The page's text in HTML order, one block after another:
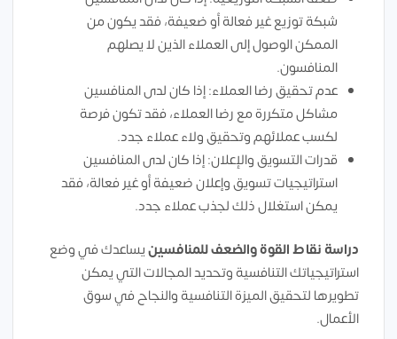
شبكة توزيع غير فعالة أو ضعيفة، فقد يكون من
الممكن الوصول إلى العملاء الذين لا يصلهم
المنافسون.
عدم تحقيق رضا العملاء: إذا كان لدى المنافسين
مشاكل متكررة مع رضا العملاء، فقد تكون فرصة
لكسب عملائهم وتحقيق ولاء عملاء جدد.
قدرات التسويق والإعلان: إذا كان لدى المنافسين
استراتيجيات تسويق وإعلان ضعيفة أو غير فعالة، فقد
يمكن استغلال ذلك لجذب عملاء جدد.
دراسة نقاط القوة والضعف للمنافسينيساعدك في وضع
استراتيجياتك التنافسية وتحديد المجالات التي يمكن
تطويرها لتحقيق الميزة التنافسية والنجاح في سوق
الأعمال.